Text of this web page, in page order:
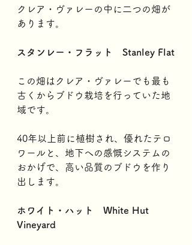
クレア・ヴァレーの中に二つの畑が
あります。
スタンレー・フラット　Stanley Flat
この畑はクレア・ヴァレーでも最も
古くからブドウ栽培を行っていた地
域です。
40年以上前に植樹され、優れたテロ
ワールと、地下への感慨システムの
おかげで、高い品質のブドウを作り
出します。
ホワイト・ハット　White Hut
Vineyard